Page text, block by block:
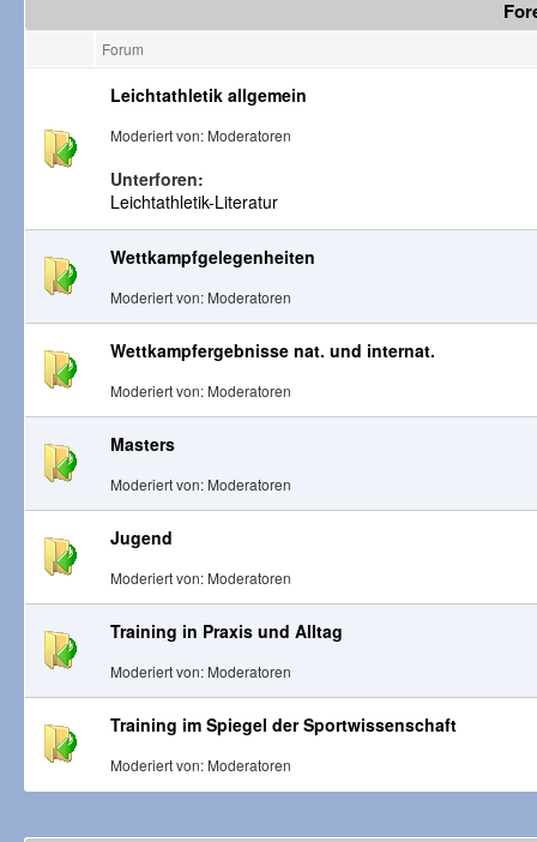
Forum
Leichtathletik allgemein
Moderiert von: Moderatoren
Unterforen:
Leichtathletik-Literatur
Wettkampfgelegenheiten
Moderiert von: Moderatoren
Wettkampfergebnisse nat. und internat.
Moderiert von: Moderatoren
Masters
Moderiert von: Moderatoren
Jugend
Moderiert von: Moderatoren
Training in Praxis und Alltag
Moderiert von: Moderatoren
Training im Spiegel der Sportwissenschaft
Moderiert von: Moderatoren